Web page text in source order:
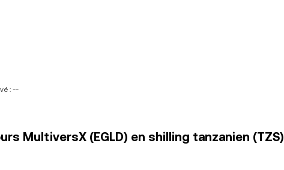
: --
MultiversX (EGLD) en shilling tanzanien (TZS)